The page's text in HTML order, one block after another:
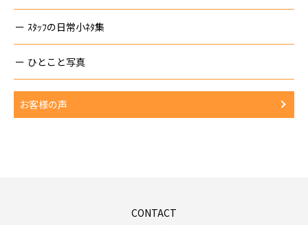
ｽﾀｯﾌの日常小ﾈﾀ集
ひとこと写真
お客様の声
CONTACT